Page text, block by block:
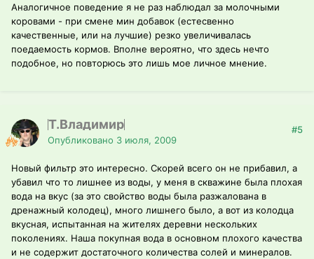
Аналогичное поведение я не раз наблюдал за молочными
коровами - при смене мин добавок (естесвенно
качественные, или на лучшие) резко увеличивалась
поедаемость кормов. Вполне вероятно, что здесь нечто
подобное, но повторюсь это лишь мое личное мнение.
Т.Владимир
Опубликовано 3 июля, 2009
#5
Новый фильтр это интересно. Скорей всего он не прибавил, а
убавил что то лишнее из воды, у меня в скважине была плохая
вода на вкус (за это свойство воды была разжалована в
дренажный колодец), много лишнего было, а вот из колодца
вкусная, испытанная на жителях деревни нескольких
поколениях. Наша покупная вода в основном плохого качества
и не содержит достаточного количества солей и минералов.